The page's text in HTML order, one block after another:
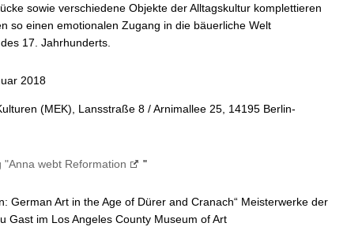
sowie verschiedene Objekte der Alltagskultur komplettieren
so einen emotionalen Zugang in die bäuerliche Welt
17. Jahrhunderts.
2018
(MEK), Lansstraße 8 / Arnimallee 25, 14195 Berlin-
"Anna webt Reformation "
German Art in the Age of Dürer and Cranach“ Meisterwerke der
Gast im Los Angeles County Museum of Art